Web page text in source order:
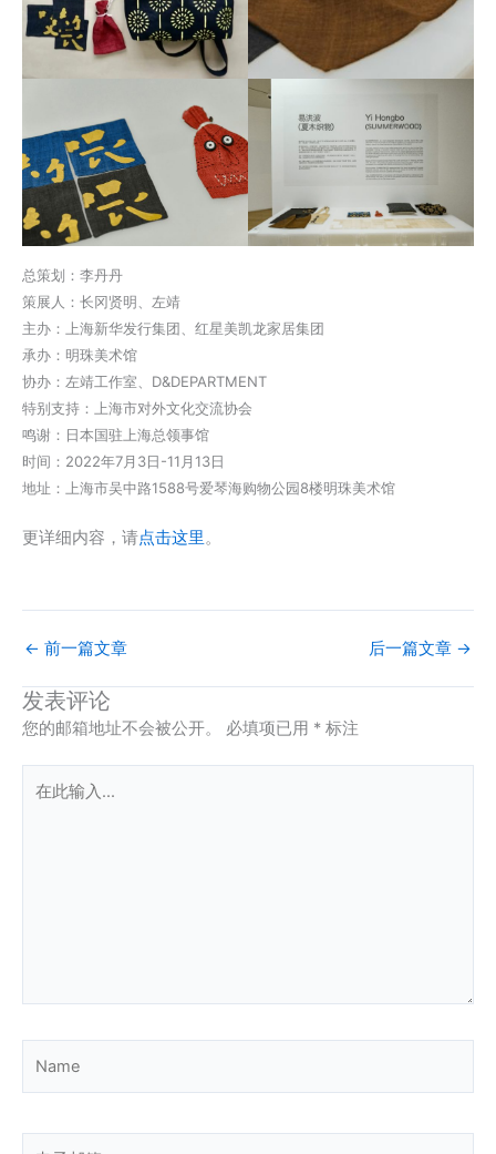
总策划：李丹丹
策展人：长冈贤明、左靖
主办：上海新华发行集团、红星美凯龙家居集团
承办：明珠美术馆
协办：左靖工作室、D&DEPARTMENT
特别支持：上海市对外文化交流协会
鸣谢：日本国驻上海总领事馆
时间：2022年7月3日-11月13日
地址：上海市吴中路1588号爱琴海购物公园8楼明珠美术馆
更详细内容，请点击这里。
← 前一篇文章 后一篇文章 →
发表评论
您的邮箱地址不会被公开。 必填项已用 * 标注